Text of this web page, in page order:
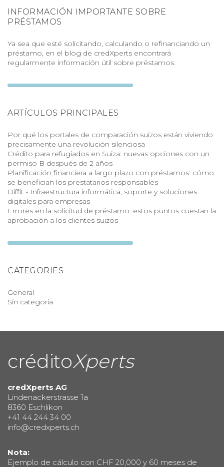
INFORMACIÓN IMPORTANTE SOBRE
PRÉSTAMOS
Ya sea que esté solicitando, calculando o refinanciando un
préstamo, en el blog de credXperts encontrará
regularmente información útil sobre préstamos.
ARTÍCULOS PRINCIPALES
Por qué los portales de comparación suizos están viviendo
precisamente una revolución silenciosa
Crédito para refugiados en Suiza: nuevas opciones con un
permiso B después de 2 años
Planificación financiera a largo plazo con préstamos: cómo
se benefician los prestatarios responsables
Diffit - Infraestructura informática, soporte y soluciones
digitales para empresas
Errores en la solicitud de préstamo: estos puntos cuestan la
aprobación a los clientes suizos
CATEGORIES
General
Sin categoría
créditoXperts
credXperts AG
Lindenackerstrasse 1a
8360 Eschlikon
+41 44 244 34 00
info@credxperts.ch
Nota:
Ejemplo de cálculo con CHF 20,000 y 60 meses de